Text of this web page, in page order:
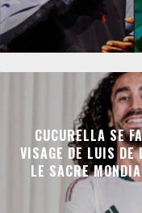
CUCURELLA SE
VISAGE DE LUIS DE
LE SACRE